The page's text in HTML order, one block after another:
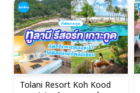
Tolani Resort Koh Kood